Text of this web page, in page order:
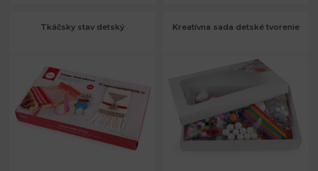
Tkáčsky stav detský Kreatívna sada detské tvorenie